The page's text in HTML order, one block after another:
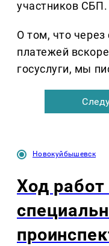
участников СБП.
О том, что
платежей
госуслуги, мы
Новокуйбышевск
Ход работ